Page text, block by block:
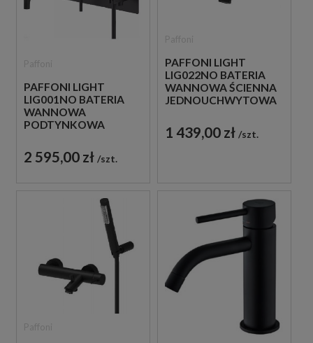
PAFFONI LIGHT
LIG001NO BATERIA
WANNOWA
PODTYNKOWA
CZARNA
2 595,00 zł szt.
PAFFONI LIGHT
LIG022NO BATERIA
WANNOWA ŚCIENNA
JEDNOUCHWYTOWA
1 439,00 zł szt.